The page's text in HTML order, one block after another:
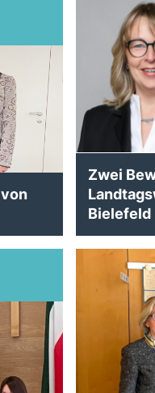
Zwei
Bielefeld